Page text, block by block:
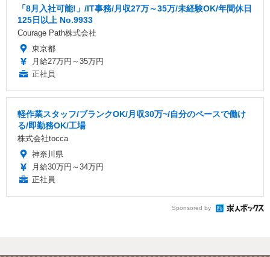
「8月入社可能!」/IT事務/月収27万～35万/未経験OK/年間休日
125日以上 No.9933
Courage Path株式会社
東京都
月給27万円～35万円
正社員
軽作業スタッフ/ブランクOK/月収30万~/自分のペースで働け
る/即勤務OK/工場
株式会社tocca
神奈川県
月給30万円～34万円
正社員
Sponsored by